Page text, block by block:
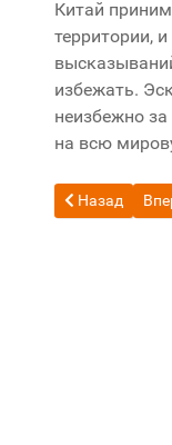
Китай
территории,
избежать.
неизбежно
на всю
Предыдущий:
Назад